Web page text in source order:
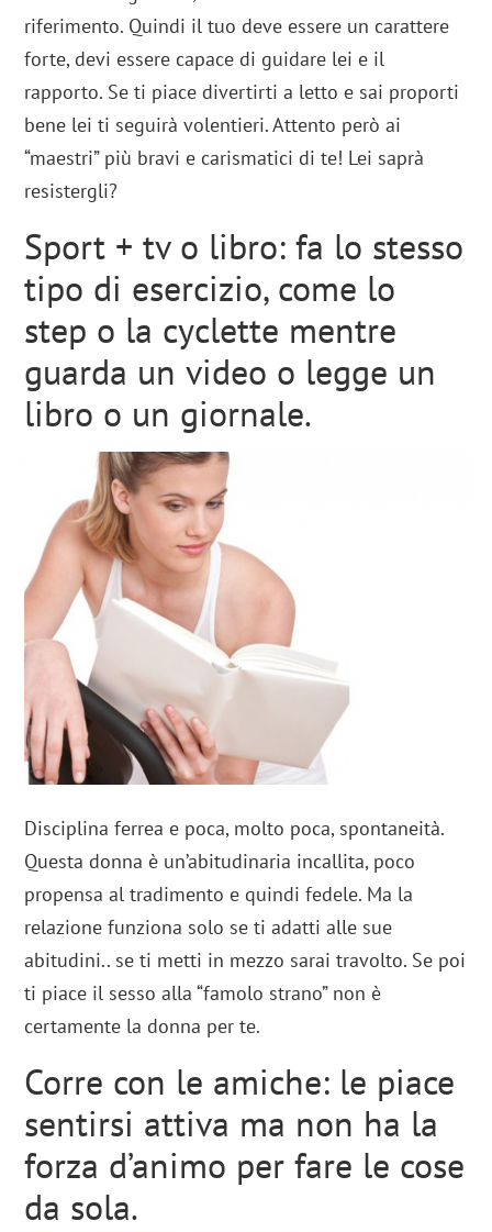
riferimento. Quindi il tuo deve essere un carattere
forte, devi essere capace di guidare lei e il
rapporto. Se ti piace divertirti a letto e sai proporti
bene lei ti seguirà volentieri. Attento però ai
“maestri” più bravi e carismatici di te! Lei saprà
resistergli?
Sport + tv o libro: fa lo stesso
tipo di esercizio, come lo
step o la cyclette mentre
guarda un video o legge un
libro o un giornale.
Disciplina ferrea e poca, molto poca, spontaneità.
Questa donna è un’abitudinaria incallita, poco
propensa al tradimento e quindi fedele. Ma la
relazione funziona solo se ti adatti alle sue
abitudini.. se ti metti in mezzo sarai travolto. Se poi
ti piace il sesso alla “famolo strano” non è
certamente la donna per te.
Corre con le amiche: le piace
sentirsi attiva ma non ha la
forza d’animo per fare le cose
da sola.